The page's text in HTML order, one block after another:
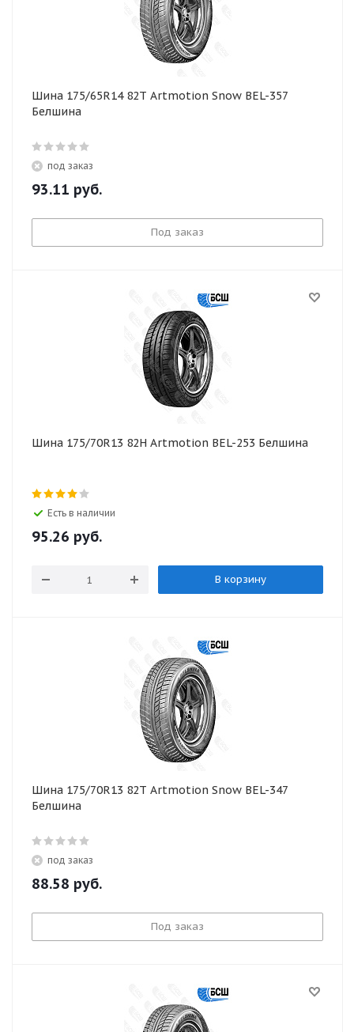
Шина 175/65R14 82T Artmotion Snow BEL-357
Белшина
под заказ
93.11 руб.
Под заказ
Шина 175/70R13 82H Artmotion BEL-253 Белшина
Есть в наличии
95.26 руб.
В корзину
Шина 175/70R13 82T Artmotion Snow BEL-347
Белшина
под заказ
88.58 руб.
Под заказ